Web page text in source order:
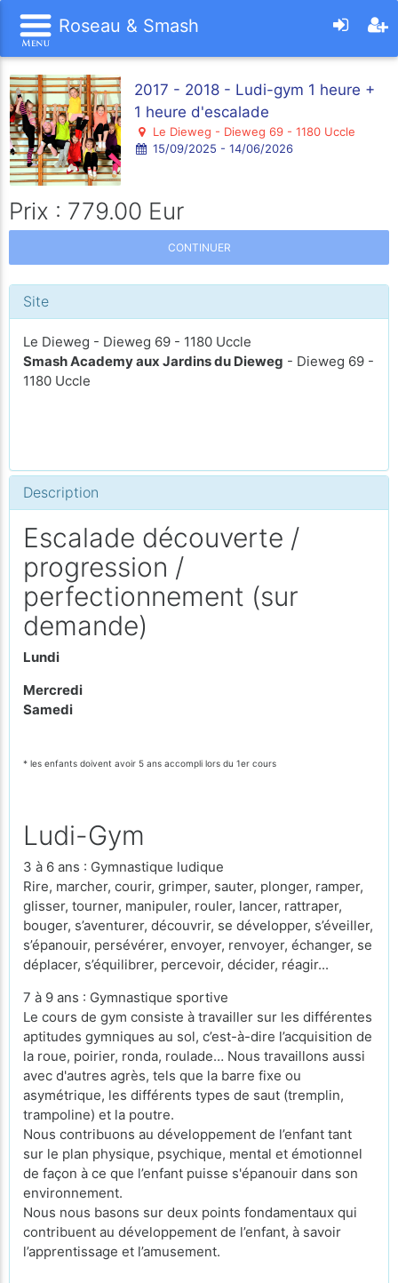
Roseau & Smash
2017 - 2018 - Ludi-gym 1 heure +
1 heure d'escalade
Le Dieweg - Dieweg 69 - 1180 Uccle
15/09/2025 - 14/06/2026
Prix : 779.00 Eur
CONTINUER
Site
Le Dieweg - Dieweg 69 - 1180 Uccle
Smash Academy aux Jardins du Dieweg - Dieweg 69 -
1180 Uccle
Description
Escalade découverte /
progression /
perfectionnement (sur
demande)
Lundi
Mercredi
Samedi
* les enfants doivent avoir 5 ans accompli lors du 1er cours
Ludi-Gym
3 à 6 ans : Gymnastique ludique
Rire, marcher, courir, grimper, sauter, plonger, ramper,
glisser, tourner, manipuler, rouler, lancer, rattraper,
bouger, s’aventurer, découvrir, se développer, s’éveiller,
s’épanouir, persévérer, envoyer, renvoyer, échanger, se
déplacer, s’équilibrer, ­percevoir, décider, réagir...
7 à 9 ans : Gymnastique sportive
Le cours de gym consiste à travailler sur les différentes
aptitudes gymniques au sol, c’est-à-dire l’acquisition de
la roue, poirier, ronda, roulade… Nous travaillons aussi
avec d'autres agrès, tels que la barre fixe ou
asymétrique, les différents types de saut (tremplin,
trampoline) et la poutre.
Nous contribuons au développement de l’enfant tant
sur le plan physique, psychique, mental et émotionnel
de façon à ce que l’enfant puisse s'épanouir dans son
environnement.
Nous nous basons sur deux points fondamentaux qui
contribuent au développement de l’enfant, à savoir
l’apprentissage et l’amusement.